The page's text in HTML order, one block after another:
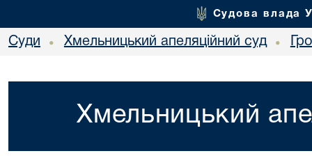
Судова влада
Суди • Хмельницький апеляційний суд •
Хмельницький